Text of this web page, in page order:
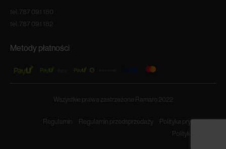
tel: 787 091 180
tel: 787 091 182
Metody płatności
Wszystkie prawa zastrzeżone Ramaro 2022
Regulamin Regulamin przedsprzedaży
Polityka prywatności
Polityka cookies